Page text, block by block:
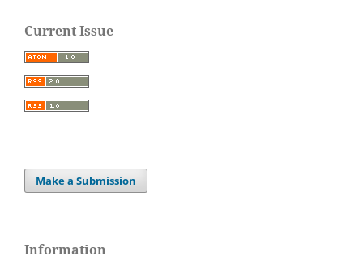
Current Issue
Make a Submission
Information